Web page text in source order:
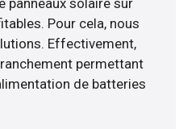
Pour cela, nous
Effectivement,
permettant
de batteries